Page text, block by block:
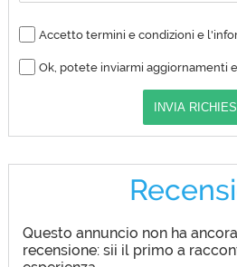
Accetto termini e condizioni e
Ok, potete inviarmi aggiornamenti
INVIA
Questo annuncio non ha
recensione: sii il primo a